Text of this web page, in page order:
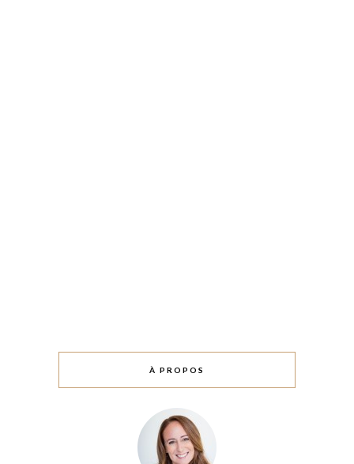
À PROPOS